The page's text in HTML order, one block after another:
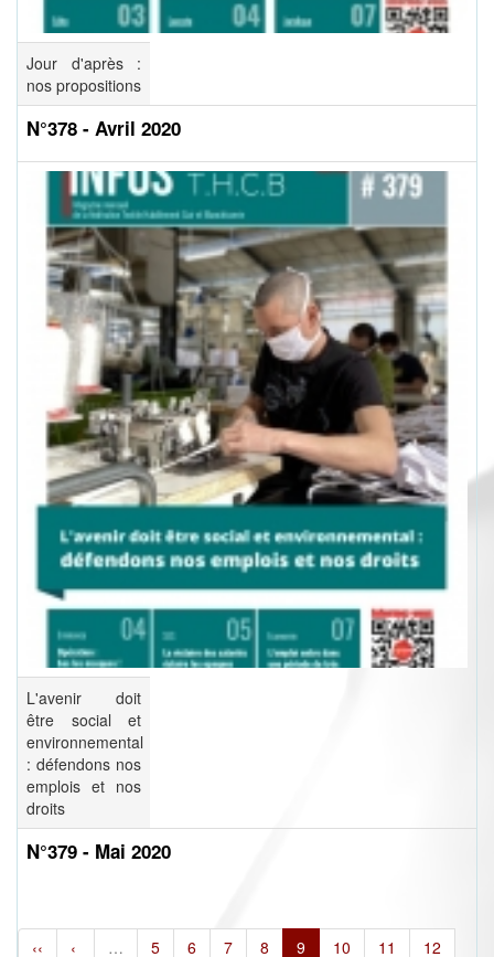
Jour d'après :
nos propositions
N°378 - Avril 2020
L'avenir doit
être social et
environnemental
: défendons nos
emplois et nos
droits
N°379 - Mai 2020
‹‹ ‹ … 5 6 7 8 9 10 11 12